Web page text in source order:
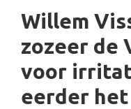
Willem
zozeer de
voor
eerder